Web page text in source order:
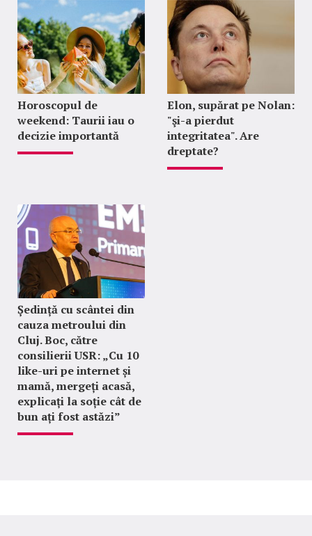
Horoscopul de
weekend: Taurii iau o
decizie importantă
Elon, supărat pe Nolan:
"şi-a pierdut
integritatea". Are
dreptate?
Ședință cu scântei din
cauza metroului din
Cluj. Boc, către
consilierii USR: „Cu 10
like-uri pe internet și
mamă, mergeți acasă,
explicați la soție cât de
bun ați fost astăzi”